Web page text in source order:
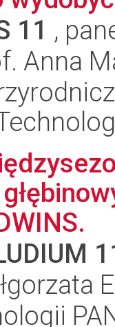
11 ,
Anna